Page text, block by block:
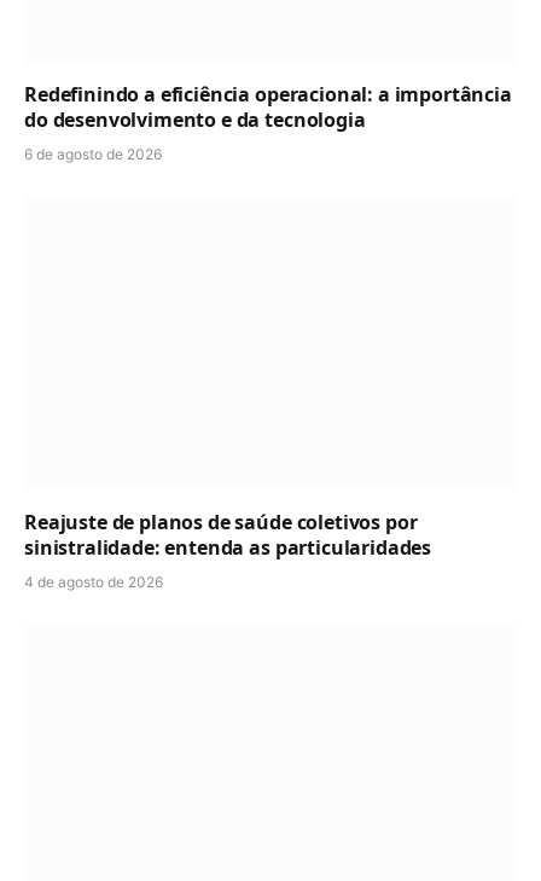
Redefinindo a eficiência operacional: a importância
do desenvolvimento e da tecnologia
6 de agosto de 2026
Reajuste de planos de saúde coletivos por
sinistralidade: entenda as particularidades
4 de agosto de 2026